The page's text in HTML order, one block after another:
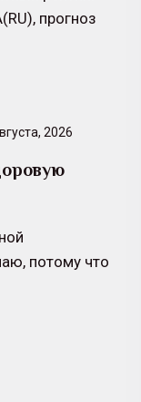
прогноз
2026
потому что